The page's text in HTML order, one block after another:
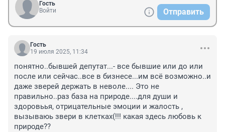
Гость
Войти
Отправить
Гость
19 июля 2025, 11:34
понятно..бывшей депутат...- все бывшие или до или
после или сейчас..все в бизнесе...им всё возможно..и
даже зверей держать в неволе.... Это не
правильно..раз база на природе....для души и
здоровьья, отрицательные эмоции и жалость ,
вызываюь звери в клетках(!!! какая здесь любовь к
природе??